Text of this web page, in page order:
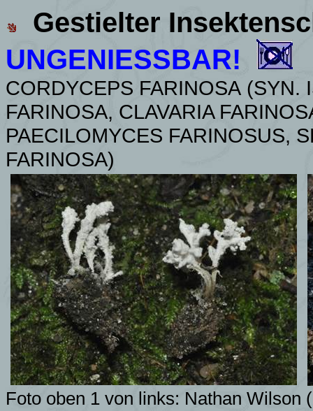
Gestielter
UNGENIESSBAR!
CORDYCEPS FARINOSA (SYN.
FARINOSA, CLAVARIA
PAECILOMYCES FARINOSUS,
FARINOSA)
Foto oben 1 von links: Nathan Wilson